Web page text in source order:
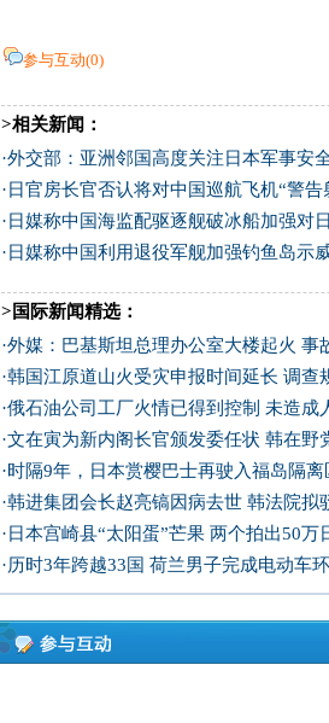
参与互动(0)
>相关新闻：
·外交部：亚洲邻国高度关注日本军事安
· 日官房长官否认将对中国巡航飞机“警告
· 日媒称中国海监配驱逐舰破冰船加强对
· 日媒称中国利用退役军舰加强钓鱼岛示
>国际新闻精选：
·外媒：巴基斯坦总理办公室大楼起火 事
·韩国江原道山火受灾申报时间延长 调查
·俄石油公司工厂火情已得到控制 未造成
·文在寅为新内阁长官颁发委任状 韩在野
·时隔9年，日本赏樱巴士再驶入福岛隔离
·韩进集团会长赵亮镐因病去世 韩法院拟
· 日本宫崎县“太阳蛋”芒果 两个拍出50万
·历时3年跨越33国 荷兰男子完成电动车